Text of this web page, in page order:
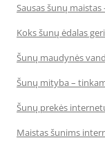
Sausas šunų
Koks šunų ėdalas
Šunų maudynės
Šunų mityba –
Šunų prekės
Maistas šunims